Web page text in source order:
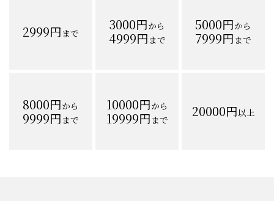
2999円まで 3000円から
4999円まで
5000円から
7999円まで
8000円から
9999円まで
10000円から
19999円まで 20000円以上